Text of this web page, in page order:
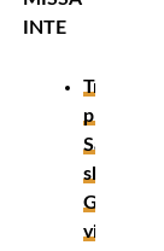
INTE
Tränarens
plan:
Så
ska
vinna